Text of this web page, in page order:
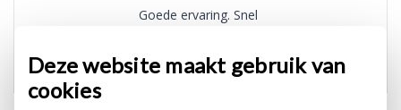
Deze website maakt gebruik van
cookies
Goede ervaring. Snel